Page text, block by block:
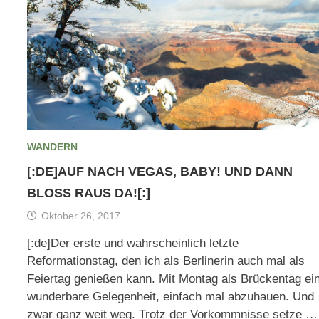
WANDERN
[:DE]AUF NACH VEGAS, BABY! UND DANN
BLOSS RAUS DA![:]
Oktober 26, 2017
[:de]Der erste und wahrscheinlich letzte
Reformationstag, den ich als Berlinerin auch mal als
Feiertag genießen kann. Mit Montag als Brückentag
wunderbare Gelegenheit, einfach mal abzuhauen. Und
zwar ganz weit weg. Trotz der Vorkommnisse setze …